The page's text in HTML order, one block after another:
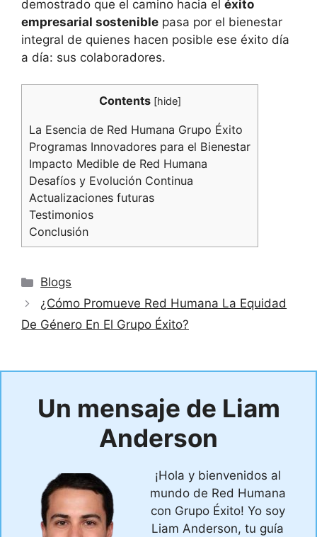
demostrado que el camino hacia el éxito
empresarial sostenible pasa por el bienestar
integral de quienes hacen posible ese éxito día
a día: sus colaboradores.
Contents [hide]
La Esencia de Red Humana Grupo Éxito
Programas Innovadores para el Bienestar
Impacto Medible de Red Humana
Desafíos y Evolución Continua
Actualizaciones futuras
Testimonios
Conclusión
Categories
Blogs
¿Cómo Promueve Red Humana La Equidad
De Género En El Grupo Éxito?
Un mensaje de Liam
Anderson
¡Hola y bienvenidos al
mundo de Red Humana
con Grupo Éxito! Yo soy
Liam Anderson, tu guía